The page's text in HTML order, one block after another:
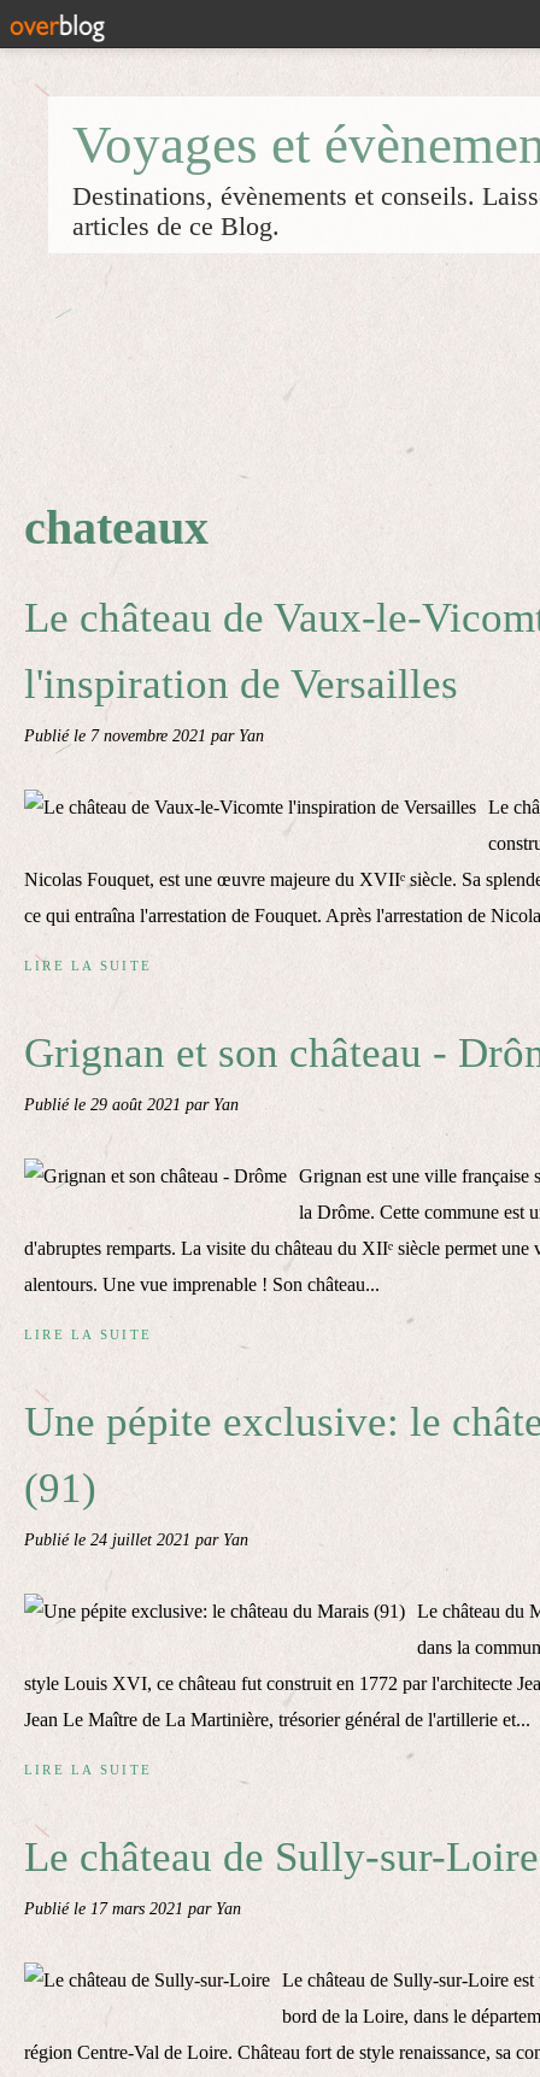
Voyages et
Destinations, évènements et conseils.
articles de ce Blog.
chateaux
Le château de Vaux-le-
l'inspiration de Versailles
Publié le 7 novembre 2021 par Yan
Le
Nicolas Fouquet, est une œuvre majeure du XVIIᵉ siècle. Sa
ce qui entraîna l'arrestation de Fouquet. Après l'arrestation de
LIRE LA SUITE
Grignan et son château -
Publié le 29 août 2021 par Yan
Grignan est une ville française
la Drôme. Cette commune est
d'abruptes remparts. La visite du château du XIIᵉ siècle permet une
alentours. Une vue imprenable ! Son château...
LIRE LA SUITE
Une pépite exclusive: le
(91)
Publié le 24 juillet 2021 par Yan
Le château du
dans la
style Louis XVI, ce château fut construit en 1772 par l'architecte
Jean Le Maître de La Martinière, trésorier général de l'artillerie et...
LIRE LA SUITE
Le château de Sully-sur-Loire
Publié le 17 mars 2021 par Yan
Le château de Sully-sur-Loire est
bord de la Loire, dans le
région Centre-Val de Loire. Château fort de style renaissance, sa